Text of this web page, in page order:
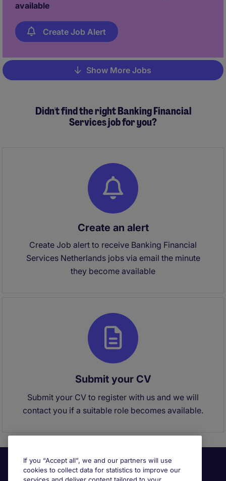
available
Create Job Alert
Pagination
Show More Jobs
Didn't find the right Banking Financial
Services job for you?
Create an alert
Create Job alert to receive Banking Financial
Services Netherlands jobs via email the minute
they become available
Submit your CV
Submit your CV to register with us and we will
contact you if a suitable role becomes available.
If you “Accept all”, we and our partners will use
cookies to collect data for statistics to improve our